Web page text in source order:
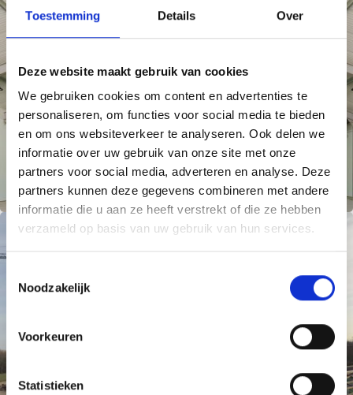
Toestemming Details Over
Deze website maakt gebruik van cookies
We gebruiken cookies om content en advertenties te
personaliseren, om functies voor social media te bieden
en om ons websiteverkeer te analyseren. Ook delen we
informatie over uw gebruik van onze site met onze
partners voor social media, adverteren en analyse. Deze
partners kunnen deze gegevens combineren met andere
informatie die u aan ze heeft verstrekt of die ze hebben
verzameld op basis van uw gebruik van hun services.
t
m
Noodzakelijk
Voorkeuren
Statistieken